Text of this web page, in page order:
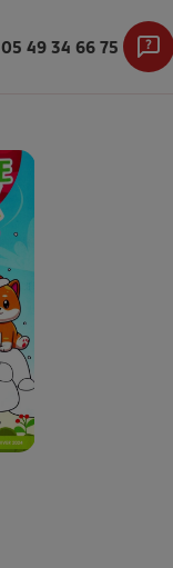
05 49 34 66 75